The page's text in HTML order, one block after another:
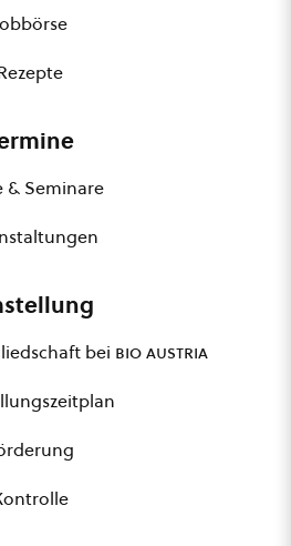
& Seminare
bei bio austria